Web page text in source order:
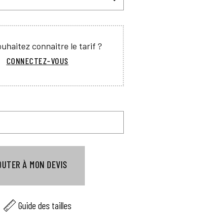
connaitre le tarif ?
CONNECTEZ-VOUS
À MON DEVIS
Guide des tailles